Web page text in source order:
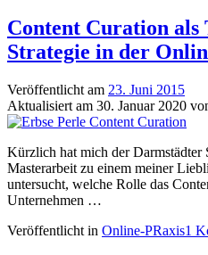
Content Curation als
Strategie in der
Veröffentlicht am 23. Juni 2015
Aktualisiert am 30. Januar 2020
Kürzlich hat mich der Darmstädter
Masterarbeit zu einem meiner
untersucht, welche Rolle das
Unternehmen …
Veröffentlicht in Online-PRaxis1